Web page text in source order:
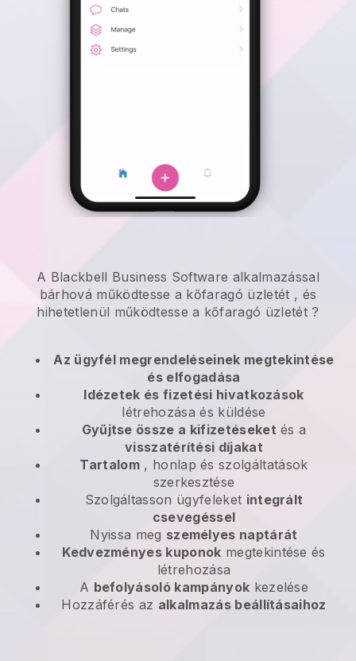
A Blackbell Business Software alkalmazással
bárhová működtesse a kőfaragó üzletét , és
hihetetlenül működtesse a kőfaragó üzletét?
Az ügyfél megrendeléseinek megtekintése
és elfogadása
Idézetek és fizetési hivatkozások
létrehozása és küldése
Gyűjtse össze a kifizetéseket és a
visszatérítési díjakat
Tartalom, honlap és szolgáltatások
szerkesztése
Szolgáltasson ügyfeleket integrált
csevegéssel
Nyissa meg személyes naptárát
Kedvezményes kuponok megtekintése és
létrehozása
A befolyásoló kampányok kezelése
Hozzáférés az alkalmazás beállításaihoz